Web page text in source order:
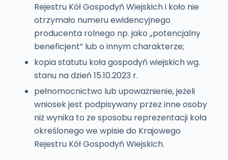
Rejestru Kół Gospodyń Wiejskich i koło nie
otrzymało numeru ewidencyjnego
producenta rolnego np. jako „potencjalny
beneficjent” lub o innym charakterze;
kopia statutu koła gospodyń wiejskich wg.
stanu na dzień 15.10.2023 r.
pełnomocnictwo lub upoważnienie, jeżeli
wniosek jest podpisywany przez inne osoby
niż wynika to ze sposobu reprezentacji koła
określonego we wpisie do Krajowego
Rejestru Kół Gospodyń Wiejskich.